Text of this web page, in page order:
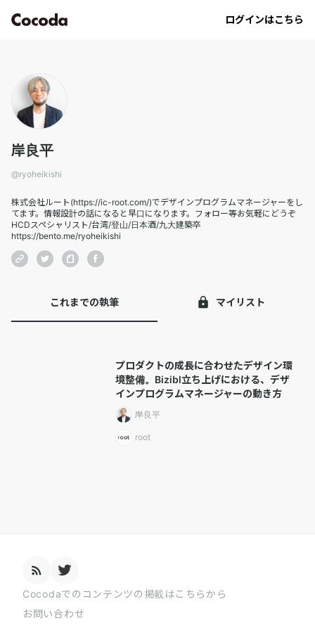
ログインはこちら
岸良平
@ryoheikishi
株式会社ルート(https://ic-root.com/)でデザインプログラムマネージャーをし
てます。情報設計の話になると早口になります。フォロー等お気軽にどうぞ
HCDスペシャリスト/台湾/登山/日本酒/九大建築卒
https://bento.me/ryoheikishi
マイリスト
これまでの執筆
プロダクトの成長に合わせたデザイン環
境整備。Bizibl立ち上げにおける、デザ
インプログラムマネージャーの動き方
岸良平
root
Cocodaでのコンテンツの掲載はこちらから
お問い合わせ